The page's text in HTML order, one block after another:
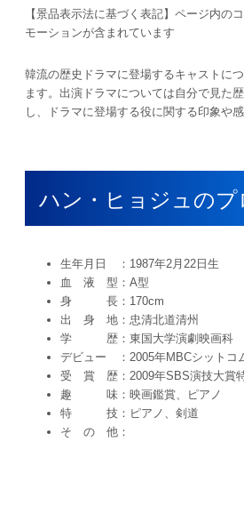
【景品表示法に基づく表記】ページ内の
モーションが含まれています
韓流の歴史ドラマに登場するキャストに
ます。出演ドラマについては自分で見た
し、ドラマに登場する役に関する印象や
ハン・ヒョジュのプ
生年月日 ：1987年2月22日生
血 液 型：A型
身 長：170cm
出 身 地：忠清北道清州
学 歴：東国大学演劇映画科
デビュー ：2005年MBCシットコ
受 賞 歴：2009年SBS演技大賞
趣 味：映画鑑賞、ピアノ
特 技：ピアノ、剣道
そ の 他：